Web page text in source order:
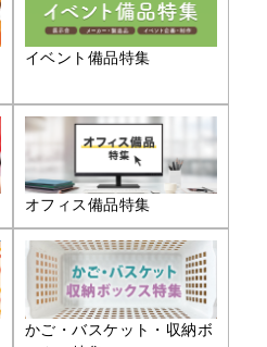
イベント備品特集
オフィス備品特集
かご・バスケット・収納ボ